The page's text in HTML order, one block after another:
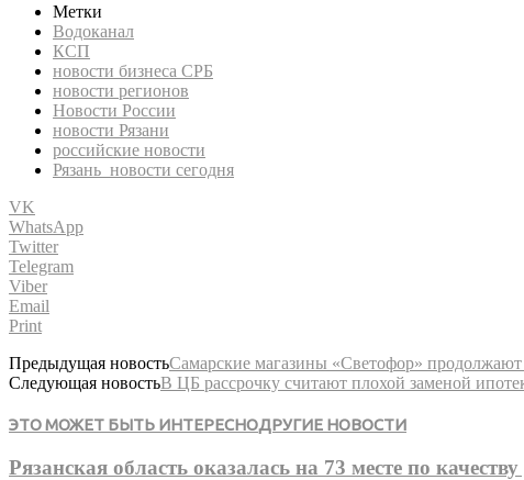
Метки
Водоканал
КСП
новости бизнеса СРБ
новости регионов
Новости России
новости Рязани
российские новости
Рязань новости сегодня
VK
WhatsApp
Twitter
Telegram
Viber
Email
Print
Предыдущая новостьСамарские магазины «Светофор» продолжают
Следующая новостьВ ЦБ рассрочку считают плохой заменой
ЭТО МОЖЕТ БЫТЬ ИНТЕРЕСНОДРУГИЕ НОВОСТИ
Рязанская область оказалась на 73 месте по качеству